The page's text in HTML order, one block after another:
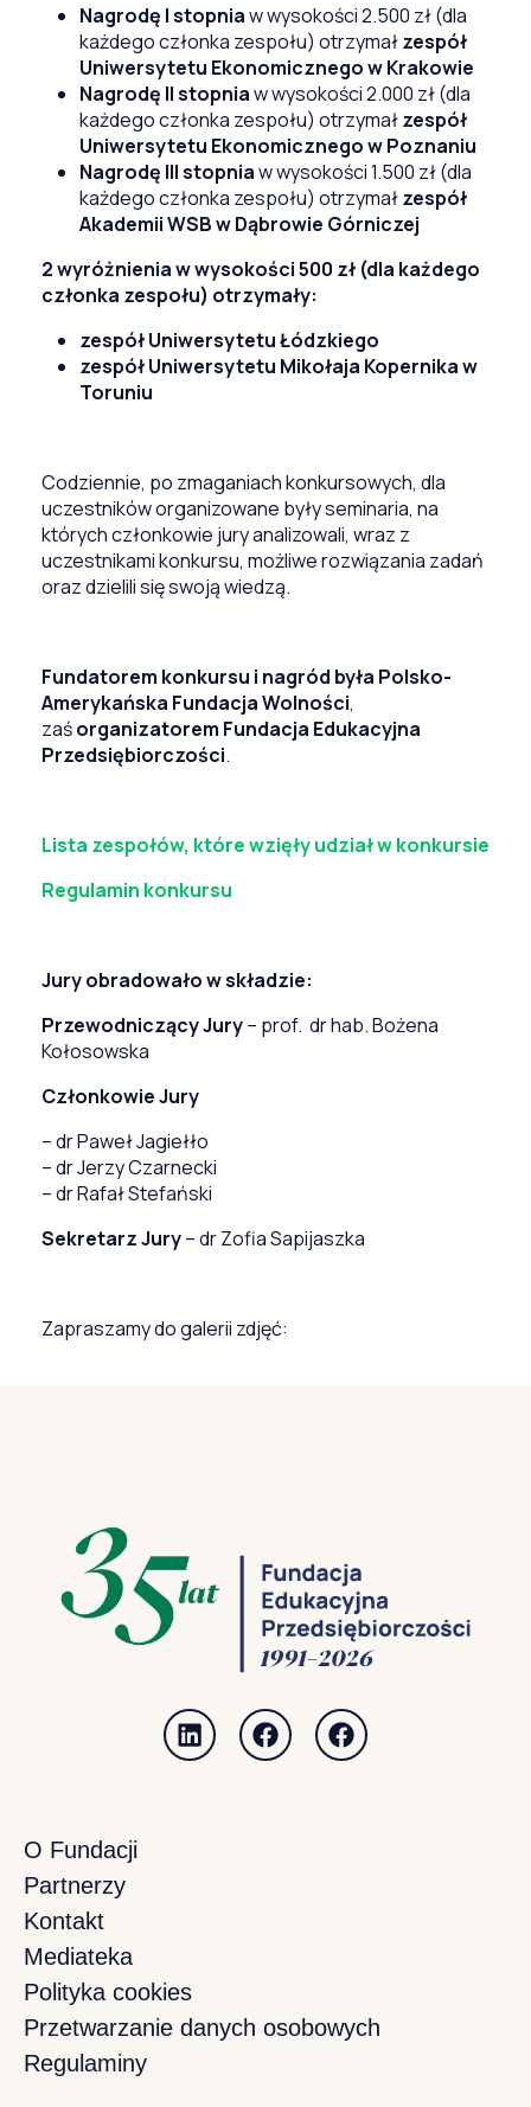
Nagrodę I stopniaw wysokości 2.500 zł (dla
każdego członka zespołu) otrzymałzespół
Uniwersytetu Ekonomicznego w Krakowie
Nagrodę II stopniaw wysokości 2.000 zł (dla
każdego członka zespołu) otrzymałzespół
Uniwersytetu Ekonomicznego w Poznaniu
Nagrodę III stopniaw wysokości 1.500 zł (dla
każdego członka zespołu) otrzymałzespół
Akademii WSB w Dąbrowie Górniczej
2 wyróżnienia w wysokości 500 zł (dla każdego
członka zespołu) otrzymały:
zespół Uniwersytetu Łódzkiego
zespół Uniwersytetu Mikołaja Kopernika w
Toruniu
Codziennie, po zmaganiach konkursowych, dla
uczestników organizowane były seminaria, na
których członkowie jury analizowali, wraz z
uczestnikami konkursu, możliwe rozwiązania zadań
oraz dzielili się swoją wiedzą.
Fundatorem konkursu i nagród była Polsko-
Amerykańska Fundacja Wolności,
zaśorganizatorem Fundacja Edukacyjna
Przedsiębiorczości.
Lista zespołów, które wzięły udział w konkursie
Regulamin konkursu
Jury obradowało w składzie:
Przewodniczący Jury– prof. dr hab. Bożena
Kołosowska
Członkowie Jury
– dr Paweł Jagiełło
– dr Jerzy Czarnecki
– dr Rafał Stefański
Sekretarz Jury– dr Zofia Sapijaszka
Zapraszamy do galerii zdjęć:
O Fundacji
Partnerzy
Kontakt
Mediateka
Polityka cookies
Przetwarzanie danych osobowych
Regulaminy